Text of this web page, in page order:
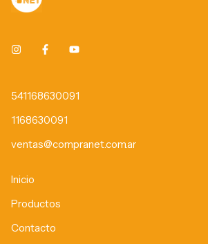
541168630091
1168630091
ventas@compranet.com.ar
Inicio
Productos
Contacto